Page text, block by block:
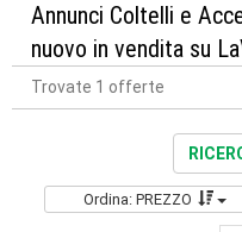
Annunci Coltelli e
nuovo in vendita su
Trovate 1 offerte
Ordina: PREZZO